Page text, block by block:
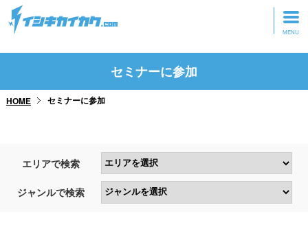
トップページ
研修・ツアーに参加
セミナーに参加
HOME セミナーに参加
エリアで検索
ジャンルで検索